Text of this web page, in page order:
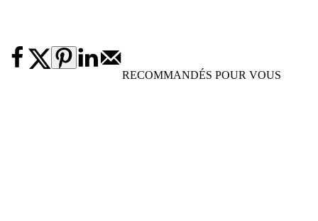
RECOMMANDÉS POUR VOUS